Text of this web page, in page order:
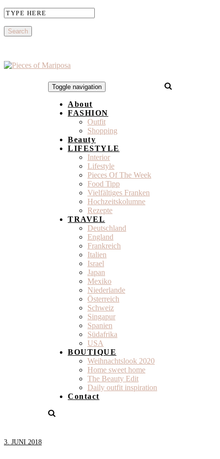
Toggle navigation
About
FASHION
Outfit
Shopping
Beauty
LIFESTYLE
Interior
Lifestyle
Pieces Of The Week
Food Tipp
Vielfältiges Franken
Hochzeitskolumne
Rezepte
TRAVEL
Deutschland
England
Frankreich
Italien
Israel
Japan
Mexiko
Niederlande
Österreich
Schweiz
Singapur
Spanien
Südafrika
USA
BOUTIQUE
Weihnachtslook 2020
Home sweet home
The Beauty Edit
Daily outfit inspiration
Contact
3. JUNI 2018